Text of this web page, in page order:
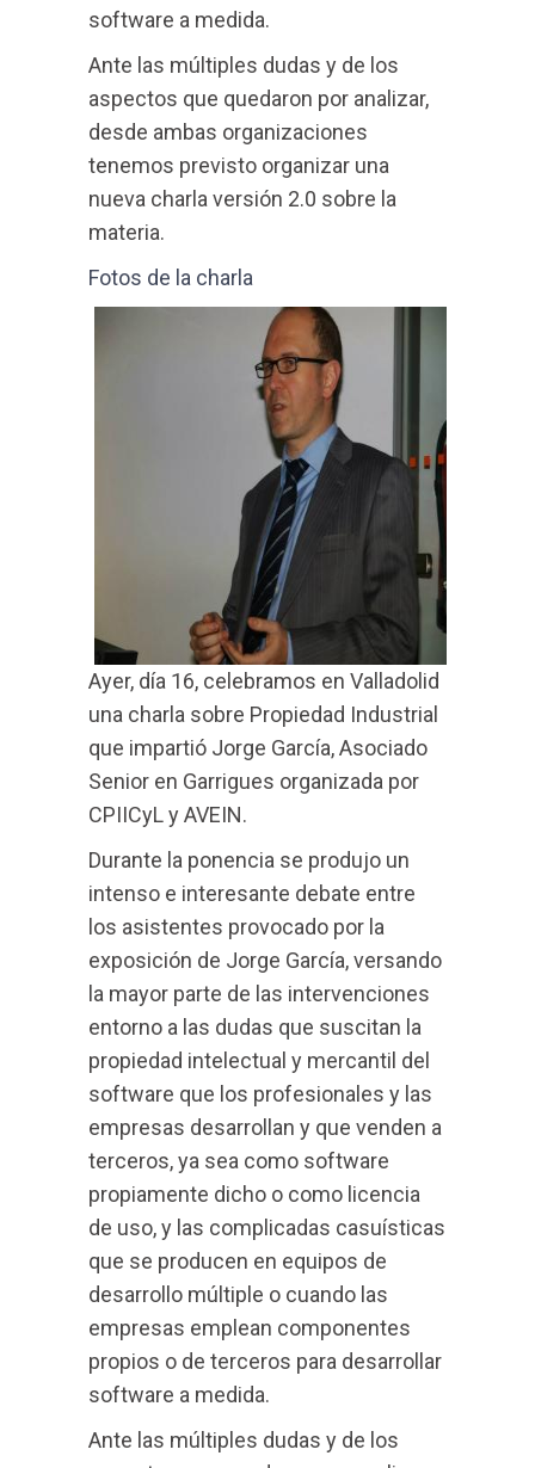
software a medida.
Ante las múltiples dudas y de los
aspectos que quedaron por analizar,
desde ambas organizaciones
tenemos previsto organizar una
nueva charla versión 2.0 sobre la
materia.
Fotos de la charla
Ayer, día 16, celebramos en Valladolid
una charla sobre Propiedad Industrial
que impartió Jorge García, Asociado
Senior en Garrigues organizada por
CPIICyL y AVEIN.
Durante la ponencia se produjo un
intenso e interesante debate entre
los asistentes provocado por la
exposición de Jorge García, versando
la mayor parte de las intervenciones
entorno a las dudas que suscitan la
propiedad intelectual y mercantil del
software que los profesionales y las
empresas desarrollan y que venden a
terceros, ya sea como software
propiamente dicho o como licencia
de uso, y las complicadas casuísticas
que se producen en equipos de
desarrollo múltiple o cuando las
empresas emplean componentes
propios o de terceros para desarrollar
software a medida.
Ante las múltiples dudas y de los